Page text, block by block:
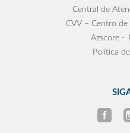
Central de
CVV – Centro de
Azscore -
Política